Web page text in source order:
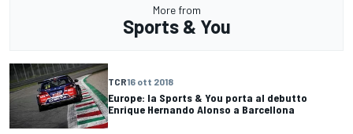
More from
Sports & You
TCR16 ott 2018
Europe: la Sports & You porta al debutto
Enrique Hernando Alonso a Barcellona